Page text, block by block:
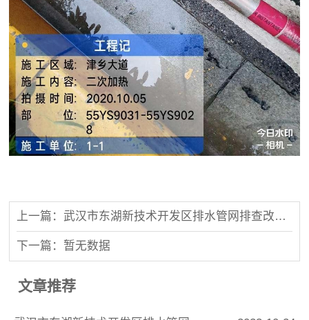
上一篇：武汉市东湖新技术开发区排水管网排查改造（一期）
下一篇：暂无数据
文章推荐